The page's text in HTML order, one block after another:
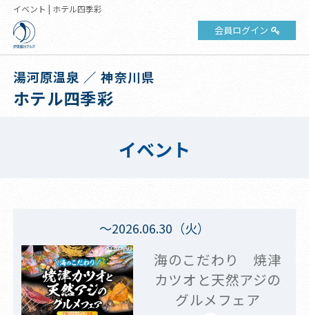
イベント | ホテル四季彩
会員ログイン
湯河原温泉 ／ 神奈川県
ホテル四季彩
イベント
～2026.06.30（火）
海のこだわり 焼津
カツオと天然アジの
グルメフェア